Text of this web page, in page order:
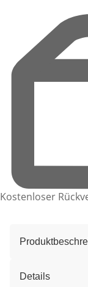
Kostenloser
Details